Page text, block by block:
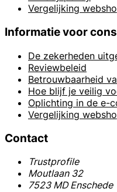
Vergelijking
Informatie voor
De zekerheden
Reviewbeleid
Betrouwbaarheid
Hoe blijf je veilig
Oplichting in de e-
Vergelijking
Contact
Trustprofile
Moutlaan 32
7523 MD Enschede